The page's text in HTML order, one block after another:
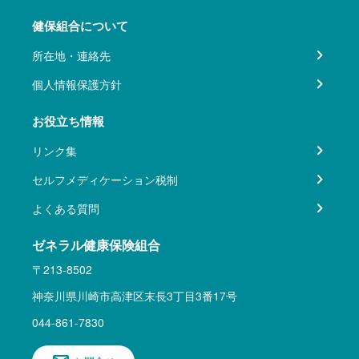
健保組合について
所在地・連絡先
個人情報保護方針
お役立ち情報
リンク集
セルフメディケーション税制
よくある質問
ゼネラル健康保険組合
〒213-8502
神奈川県川崎市高津区末長3丁目3番17号
044-861-7830